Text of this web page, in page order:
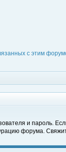
с этим
и пароль.
форума.